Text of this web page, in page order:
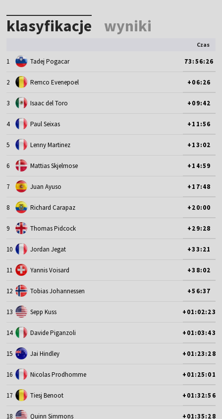
klasyfikacje wyniki
Czas
1 Tadej Pogacar 73:56:26
2 Remco Evenepoel +06:26
3 Isaac del Toro +09:42
4 Paul Seixas +11:56
5 Lenny Martinez +13:02
6 Mattias Skjelmose +14:59
7 Juan Ayuso +17:48
8 Richard Carapaz +20:00
9 Thomas Pidcock +29:28
10 Jordan Jegat +33:21
11 Yannis Voisard +38:02
12 Tobias Johannessen +56:37
13 Sepp Kuss +01:02:23
14 Davide Piganzoli +01:03:43
15 Jai Hindley +01:23:28
16 Nicolas Prodhomme +01:25:01
17 Tiesj Benoot +01:32:56
18 Quinn Simmons +01:35:28